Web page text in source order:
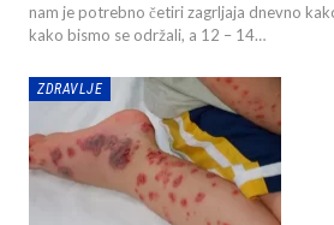
nam je potrebno četiri zagrljaja dnevno
kako bismo se održali, a 12 – 14…
ZDRAVLJE